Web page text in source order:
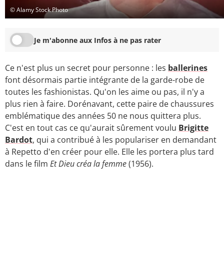
© Alamy Stock Photo
Je m'abonne aux Infos à ne pas rater
Ce n'est plus un secret pour personne : les ballerines
font désormais partie intégrante de la garde-robe de
toutes les fashionistas. Qu'on les aime ou pas, il n'y a
plus rien à faire. Dorénavant, cette paire de chaussures
emblématique des années 50 ne nous quittera plus.
C'est en tout cas ce qu'aurait sûrement voulu Brigitte
Bardot, qui a contribué à les populariser en demandant
à Repetto d'en créer pour elle. Elle les portera plus tard
dans le film Et Dieu créa la femme(1956).